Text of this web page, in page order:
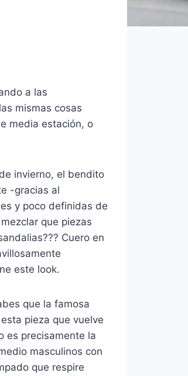
a las
mismas cosas
media estación, o
invierno, el bendito
-gracias al
y poco definidas de
que piezas
Cuero en
este look.
que la famosa
pieza que vuelve
es precisamente la
masculinos con
que respire